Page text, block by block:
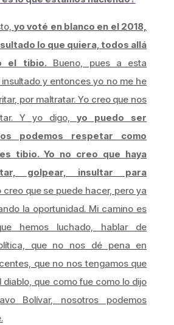
yo voté en blanco en el 2018,
lo que quiera, todos allá
el tibio.Bueno, pues a esta
y entonces yo no me he
por maltratar. Yo creo que nos
Y yo digo,yo puedo ser
podemos respetar como
tibio. Yo no creo que haya
golpear, insultar para
creo que se puede hacer, pero ya
la oportunidad. Mi camino es
hemos luchado, hablar de
que no nos dé pena en
que no nos tengamos que
diablo, que como fue como lo dijo
Bolívar, nosotros podemos